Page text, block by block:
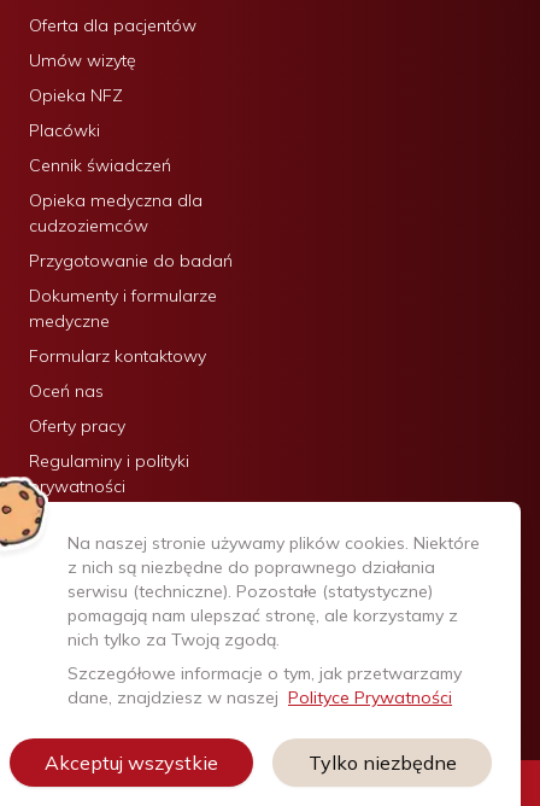
Oferta dla pacjentów
Umów wizytę
Opieka NFZ
Placówki
Cennik świadczeń
Opieka medyczna dla
cudzoziemców
Przygotowanie do badań
Dokumenty i formularze
medyczne
Formularz kontaktowy
Oceń nas
Oferty pracy
Regulaminy i polityki
prywatności
Certyfikaty:
Infolinia: +48 22 740 20 20
Na naszej stronie używamy plików cookies. Niektóre
z nich są niezbędne do poprawnego działania
serwisu (techniczne). Pozostałe (statystyczne)
pomagają nam ulepszać stronę, ale korzystamy z
nich tylko za Twoją zgodą.
Szczegółowe informacje o tym, jak przetwarzamy
dane, znajdziesz w naszej Polityce Prywatności
Akceptuj wszystkie Tylko niezbędne